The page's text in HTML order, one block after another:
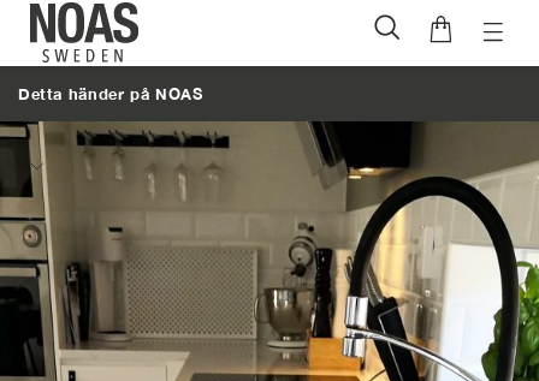
Hoppa
innehåll
Detta händer på NOAS